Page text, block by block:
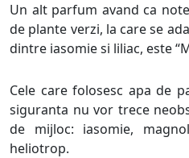
Un alt parfum avand ca
de plante verzi, la care se
dintre iasomie si liliac, este
Cele care folosesc apa de
siguranta nu vor trece
de mijloc: iasomie,
heliotrop.